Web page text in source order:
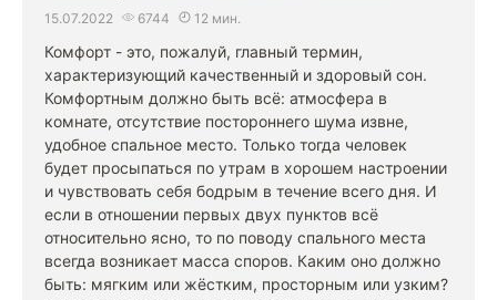
15.07.2022 6744 12 мин.
Комфорт - это, пожалуй, главный термин,
характеризующий качественный и здоровый сон.
Комфортным должно быть всё: атмосфера в
комнате, отсутствие постороннего шума извне,
удобное спальное место. Только тогда человек
будет просыпаться по утрам в хорошем настроении
и чувствовать себя бодрым в течение всего дня. И
если в отношении первых двух пунктов всё
относительно ясно, то по поводу спального места
всегда возникает масса споров. Каким оно должно
быть: мягким или жёстким, просторным или узким?